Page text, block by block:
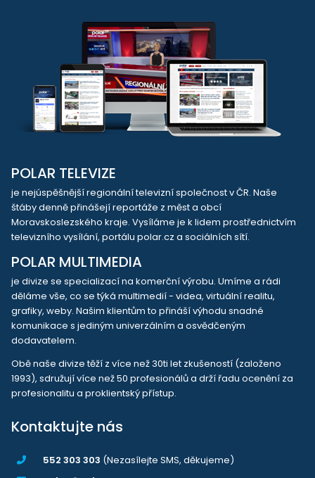
POLAR TELEVIZE
je nejúspěšnější regionální televizní společnost v ČR. Naše
štáby denně přinášejí reportáže z měst a obcí
Moravskoslezského kraje. Vysíláme je k lidem prostřednictvím
televizního vysílání, portálu polar.cz a sociálních sítí.
POLAR MULTIMEDIA
je divize se specializací na komerční výrobu. Umíme a rádi
děláme vše, co se týká multimedií - videa, virtuální realitu,
grafiky, weby. Našim klientům to přináší výhodu snadné
komunikace s jediným univerzálním a osvědčeným
dodavatelem.
Obě naše divize těží z více než 30ti let zkušeností (založeno
1993), sdružují více než 50 profesionálů a drží řadu ocenění za
profesionalitu a proklientský přístup.
Kontaktujte nás
552 303 303 (Nezasílejte SMS, děkujeme)